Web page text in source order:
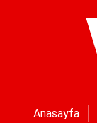
Anasayfa